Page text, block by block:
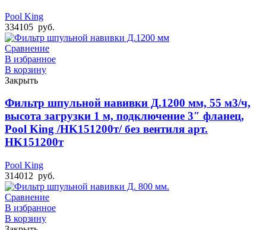
Pool King
334105 руб.
Сравнение
В избранное
В корзину
Закрыть
Фильтр шпульной навивки Д.1200 мм, 55 м3/ч,
высота загрузки 1 м, подключение 3″ фланец,
Pool King /HK151200т/ без вентиля арт.
HK151200т
Pool King
314012 руб.
Сравнение
В избранное
В корзину